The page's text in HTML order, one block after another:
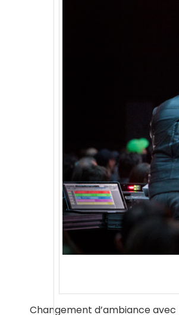
Changement d’ambiance avec